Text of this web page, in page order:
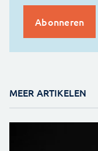
MEER ARTIKELEN